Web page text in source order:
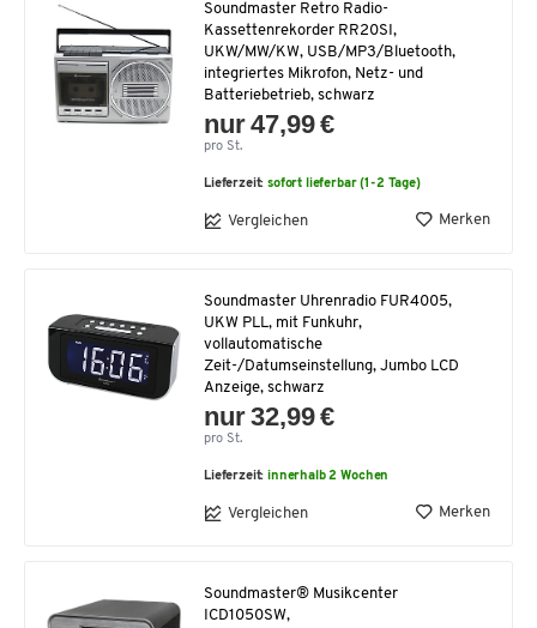
Soundmaster Retro Radio-
Kassettenrekorder RR20SI,
UKW/MW/KW, USB/MP3/Bluetooth,
integriertes Mikrofon, Netz- und
Batteriebetrieb, schwarz
nur 47,99 €
pro St.
Lieferzeit:sofort lieferbar (1-2 Tage)
Vergleichen Merken
Soundmaster Uhrenradio FUR4005,
UKW PLL, mit Funkuhr,
vollautomatische
Zeit-/Datumseinstellung, Jumbo LCD
Anzeige, schwarz
nur 32,99 €
pro St.
Lieferzeit:innerhalb 2 Wochen
Vergleichen Merken
Soundmaster® Musikcenter
ICD1050SW,